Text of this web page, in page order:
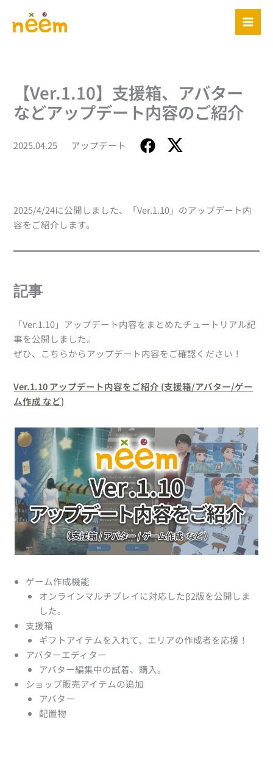
【Ver.1.10】支援箱、アバター
などアップデート内容のご紹介
2025.04.25 アップデート
2025/4/24に公開しました、「Ver.1.10」のアップデート内
容をご紹介します。
記事
「Ver.1.10」アップデート内容をまとめたチュートリアル記
事を公開しました。
ぜひ、こちらからアップデート内容をご確認ください！
Ver.1.10 アップデート内容をご紹介 (支援箱/アバター/ゲー
ム作成 など)
ゲーム作成機能
オンラインマルチプレイに対応したβ2版を公開しま
した。
支援箱
ギフトアイテムを入れて、エリアの作成者を応援！
アバターエディター
アバター編集中の試着、購入。
ショップ販売アイテムの追加
アバター
配置物